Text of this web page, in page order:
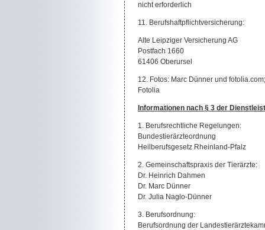
nicht erforderlich
11. Berufshaftpflichtversicherung:
Alte Leipziger Versicherung AG
Postfach
61406 Oberursel
12. Fotos: Marc Dünner und
Fotolia
Informationen nach § 3 der
1. Berufsrechtliche
Bundestierärzteordnung
Heilberufsgesetz Rheinland-Pfalz
2.
Dr. Heinrich Dahmen
Dr. Marc Dünner
Dr. Julia Naglo-Dünner
3. Berufsordnung:
Berufsordnung der